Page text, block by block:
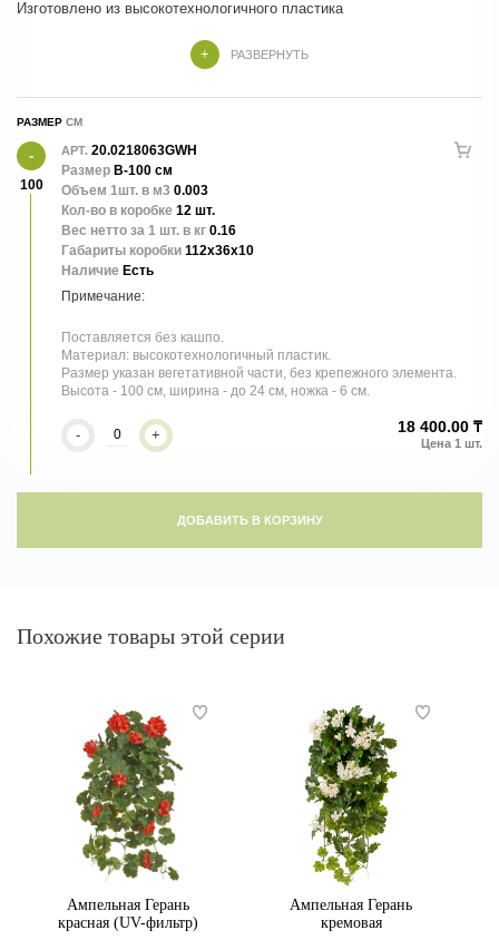
РАЗВЕРНУТЬ
РАЗМЕР
100
АРТ. 20.0218063GWH
Размер В-100 см
Объем 1шт. в м3 0.003
Кол-во в коробке 12 шт.
Вес нетто за 1 шт. в кг 0.16
Габариты коробки 112x36x10
Наличие Есть
Поставляется без кашпо.
Материал: высокотехнологичный пластик.
Размер указан вегетативной части, без крепежного элемента.
Высота - 100 см, ширина - до 24 см, ножка - 6 см.
- + 18 400.00 ₸
ДОБАВИТЬ В КОРЗИНУ
Похожие товары этой серии
Ампельная Герань
красная (UV-фильтр)
Ампельная Герань
кремовая